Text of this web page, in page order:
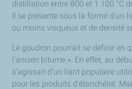
distillation entre 800 et 1 100 °C
Il se présente sous la forme d’un
ou moins visqueux et de densité
Le goudron pourrait se définir en
l’ancien bitume ». En effet, au
s’agissait d’un liant populaire
pour les produits d’étanchéité.